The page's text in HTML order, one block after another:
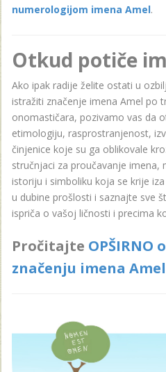
numerologijom imena Amel.
Otkud potiče
Ako ipak radije želite ostati u
istražiti značenje imena Amel po
onomastičara, pozivamo vas da
etimologiju, rasprostranjenost,
činjenice koje su ga oblikovale
stručnjaci za proučavanje
istoriju i simboliku koja se krije
u dubine prošlosti i saznajte sve
ispriča o vašoj ličnosti i precima
Pročitajte OPŠIRNO
značenju imena Amel